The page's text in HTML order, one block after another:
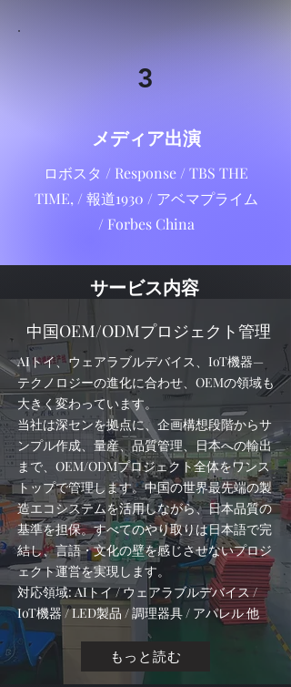
3
メディア出演
ロボスタ / Response / TBS THE
TIME, / 報道1930 / アベマプライム
/ Forbes China
サービス内容
中国OEM/ODMプロジェクト管理
AIトイ、ウェアラブルデバイス、IoT機器—
テクノロジーの進化に合わせ、OEMの領域も
大きく変わっています。
当社は深センを拠点に、企画構想段階からサ
ンプル作成、量産、品質管理、日本への輸出
まで、OEM/ODMプロジェクト全体をワンス
トップで管理します。中国の世界最先端の製
造エコシステムを活用しながら、日本品質の
基準を担保。すべてのやり取りは日本語で完
結し、言語・文化の壁を感じさせないプロジ
ェクト運営を実現します。
対応領域: AIトイ / ウェアラブルデバイス /
IoT機器 / LED製品 / 調理器具 / アパレル 他
もっと読む